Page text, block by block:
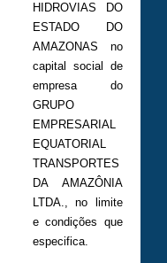
HIDROVIAS DO
ESTADO DO
AMAZONAS no
capital social de
empresa do
GRUPO
EMPRESARIAL
EQUATORIAL
TRANSPORTES
DA AMAZÔNIA
LTDA., no limite
e condições que
especifica.